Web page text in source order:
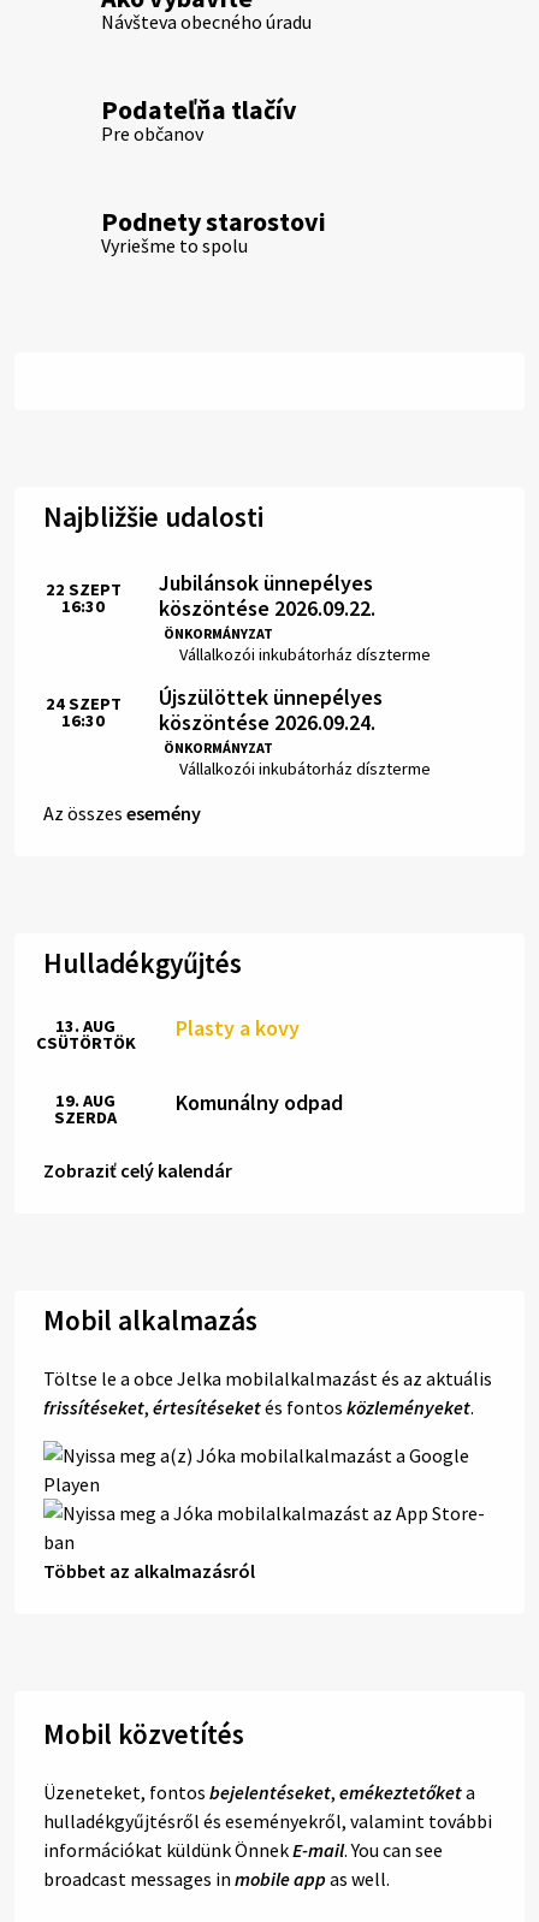
Návšteva obecného úradu
Podateľňa tlačív
Pre občanov
Podnety starostovi
Vyriešme to spolu
Najbližšie udalosti
Jubilánsok ünnepélyes
köszöntése 2026.09.22.
ÖNKORMÁNYZAT
Hely:
Vállalkozói inkubátorház díszterme
Idő:
22 SZEPT
16:30
Újszülöttek ünnepélyes
köszöntése 2026.09.24.
ÖNKORMÁNYZAT
Hely:
Vállalkozói inkubátorház díszterme
Idő:
24SZEPT
16:30
Az összes esemény
Hulladékgyűjtés
Plasty a kovy
13. AUG
CSÜTÖRTÖK
Komunálny odpad
19. AUG
SZERDA
Zobraziť celý kalendár
Mobil alkalmazás
Töltse le a obce Jelka mobilalkalmazást és az aktuális
frissítéseket, értesítéseketés fontos közleményeket.
Többet az alkalmazásról
Mobil közvetítés
Üzeneteket, fontos bejelentéseket, emékeztetőketa
hulladékgyűjtésről és eseményekről, valamint további
információkat küldünk ÖnnekE-mail. You can see
broadcast messages in mobile app as well.